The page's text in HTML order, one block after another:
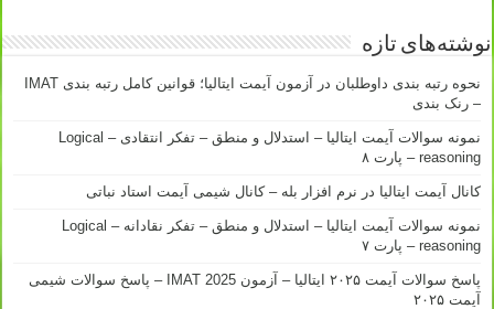
نوشته‌های تازه
نحوه رتبه بندی داوطلبان در آزمون آیمت ایتالیا؛ قوانین کامل رتبه بندی IMAT
– رنک بندی
نمونه سوالات آیمت ایتالیا – استدلال و منطق – تفکر انتقادی – Logical
reasoning – پارت ۸
کانال آیمت ایتالیا در نرم افزار بله – کانال شیمی آیمت استاد نباتی
نمونه سوالات آیمت ایتالیا – استدلال و منطق – تفکر نقادانه – Logical
reasoning – پارت ۷
پاسخ سوالات آیمت ۲۰۲۵ ایتالیا – آزمون IMAT 2025 – پاسخ سوالات شیمی
آیمت ۲۰۲۵